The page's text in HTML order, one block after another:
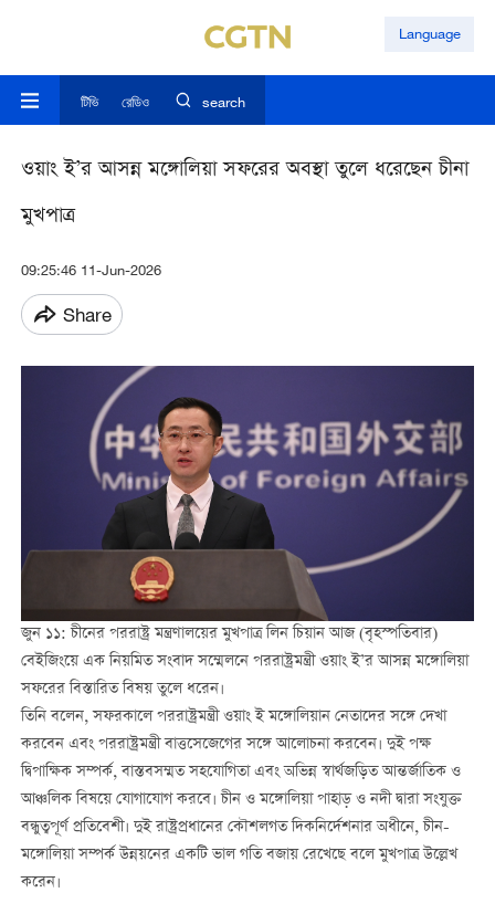
Language
টিভি রেডিও search
ওয়াং ই’র আসন্ন মঙ্গোলিয়া সফরের অবস্থা তুলে ধরেছেন চীনা
মুখপাত্র
09:25:46 11-Jun-2026
Share
জুন ১১: চীনের পররাষ্ট্র মন্ত্রণালয়ের মুখপাত্র লিন চিয়ান আজ (বৃহস্পতিবার)
বেইজিংয়ে এক নিয়মিত সংবাদ সম্মেলনে পররাষ্ট্রমন্ত্রী ওয়াং ই’র আসন্ন মঙ্গোলিয়া
সফরের বিস্তারিত বিষয় তুলে ধরেন।
তিনি বলেন, সফরকালে পররাষ্ট্রমন্ত্রী ওয়াং ই মঙ্গোলিয়ান নেতাদের সঙ্গে দেখা
করবেন এবং পররাষ্ট্রমন্ত্রী বাত্তসেজেগের সঙ্গে আলোচনা করবেন। দুই পক্ষ
দ্বিপাক্ষিক সম্পর্ক, বাস্তবসম্মত সহযোগিতা এবং অভিন্ন স্বার্থজড়িত আন্তর্জাতিক ও
আঞ্চলিক বিষয়ে যোগাযোগ করবে। চীন ও মঙ্গোলিয়া পাহাড় ও নদী দ্বারা সংযুক্ত
বন্ধুত্বপূর্ণ প্রতিবেশী। দুই রাষ্ট্রপ্রধানের কৌশলগত দিকনির্দেশনার অধীনে, চীন-
মঙ্গোলিয়া সম্পর্ক উন্নয়নের একটি ভাল গতি বজায় রেখেছে বলে মুখপাত্র উল্লেখ
করেন।